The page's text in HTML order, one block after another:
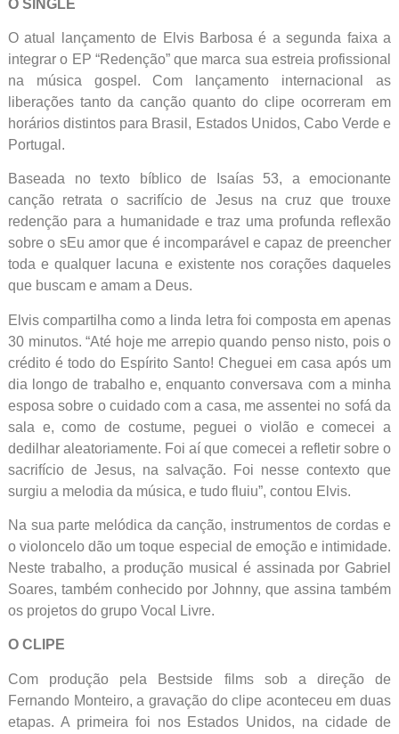
O SINGLE
O atual lançamento de Elvis Barbosa é a segunda faixa a
integrar o EP “Redenção” que marca sua estreia profissional
na música gospel. Com lançamento internacional as
liberações tanto da canção quanto do clipe ocorreram em
horários distintos para Brasil, Estados Unidos, Cabo Verde e
Portugal.
Baseada no texto bíblico de Isaías 53, a emocionante
canção retrata o sacrifício de Jesus na cruz que trouxe
redenção para a humanidade e traz uma profunda reflexão
sobre o sEu amor que é incomparável e capaz de preencher
toda e qualquer lacuna e existente nos corações daqueles
que buscam e amam a Deus.
Elvis compartilha como a linda letra foi composta em apenas
30 minutos. “Até hoje me arrepio quando penso nisto, pois o
crédito é todo do Espírito Santo! Cheguei em casa após um
dia longo de trabalho e, enquanto conversava com a minha
esposa sobre o cuidado com a casa, me assentei no sofá da
sala e, como de costume, peguei o violão e comecei a
dedilhar aleatoriamente. Foi aí que comecei a refletir sobre o
sacrifício de Jesus, na salvação. Foi nesse contexto que
surgiu a melodia da música, e tudo fluiu”, contou Elvis.
Na sua parte melódica da canção, instrumentos de cordas e
o violoncelo dão um toque especial de emoção e intimidade.
Neste trabalho, a produção musical é assinada por Gabriel
Soares, também conhecido por Johnny, que assina também
os projetos do grupo Vocal Livre.
O CLIPE
Com produção pela Bestside films sob a direção de
Fernando Monteiro, a gravação do clipe aconteceu em duas
etapas. A primeira foi nos Estados Unidos, na cidade de